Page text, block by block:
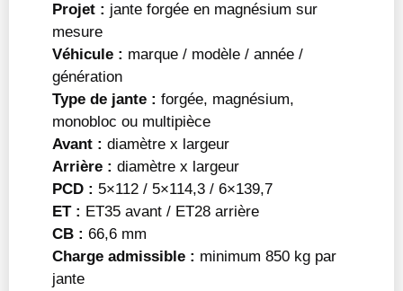
Projet : jante forgée en magnésium sur
mesure
Véhicule : marque / modèle / année /
génération
Type de jante : forgée, magnésium,
monobloc ou multipièce
Avant : diamètre x largeur
Arrière : diamètre x largeur
PCD : 5×112 / 5×114,3 / 6×139,7
ET : ET35 avant / ET28 arrière
CB : 66,6 mm
Charge admissible : minimum 850 kg par
jante